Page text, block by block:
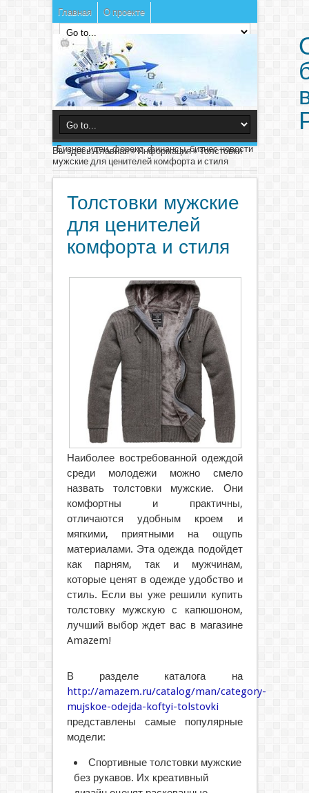
Главная О проекте
Бизнес идеи, форекс, финансы, бизнес новости
Вы здесь:Главная»Информация»Толстовки
мужские для ценителей комфорта и стиля
Толстовки мужские
для ценителей
комфорта и стиля
Наиболее востребованной одеждой
среди молодежи можно смело
назвать толстовки мужские. Они
комфортны и практичны,
отличаются удобным кроем и
мягкими, приятными на ощупь
материалами. Эта одежда подойдет
как парням, так и мужчинам,
которые ценят в одежде удобство и
стиль. Если вы уже решили купить
толстовку мужскую с капюшоном,
лучший выбор ждет вас в магазине
Amazem!
В разделе каталога на
http://amazem.ru/catalog/man/category-
mujskoe-odejda-koftyi-tolstovki
представлены самые популярные
модели:
Спортивные толстовки мужские
без рукавов. Их креативный